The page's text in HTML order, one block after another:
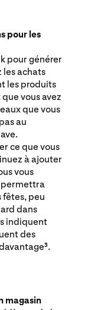
pour les
pour générer
les achats
les produits
vous avez
que vous
au
ce que vous
à ajouter
vous
permettra
fêtes, peu
dans
indiquent
des
3.
magasin